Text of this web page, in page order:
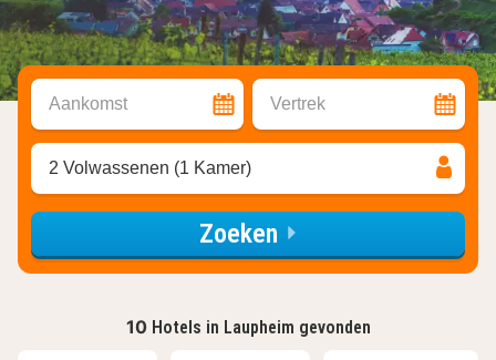
Aankomst Vertrek
2 Volwassenen (1 Kamer)
Zoeken
10 Hotels in Laupheim gevonden